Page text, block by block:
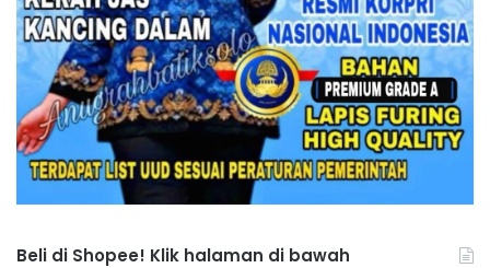
Beli di Shopee! Klik halaman di bawah